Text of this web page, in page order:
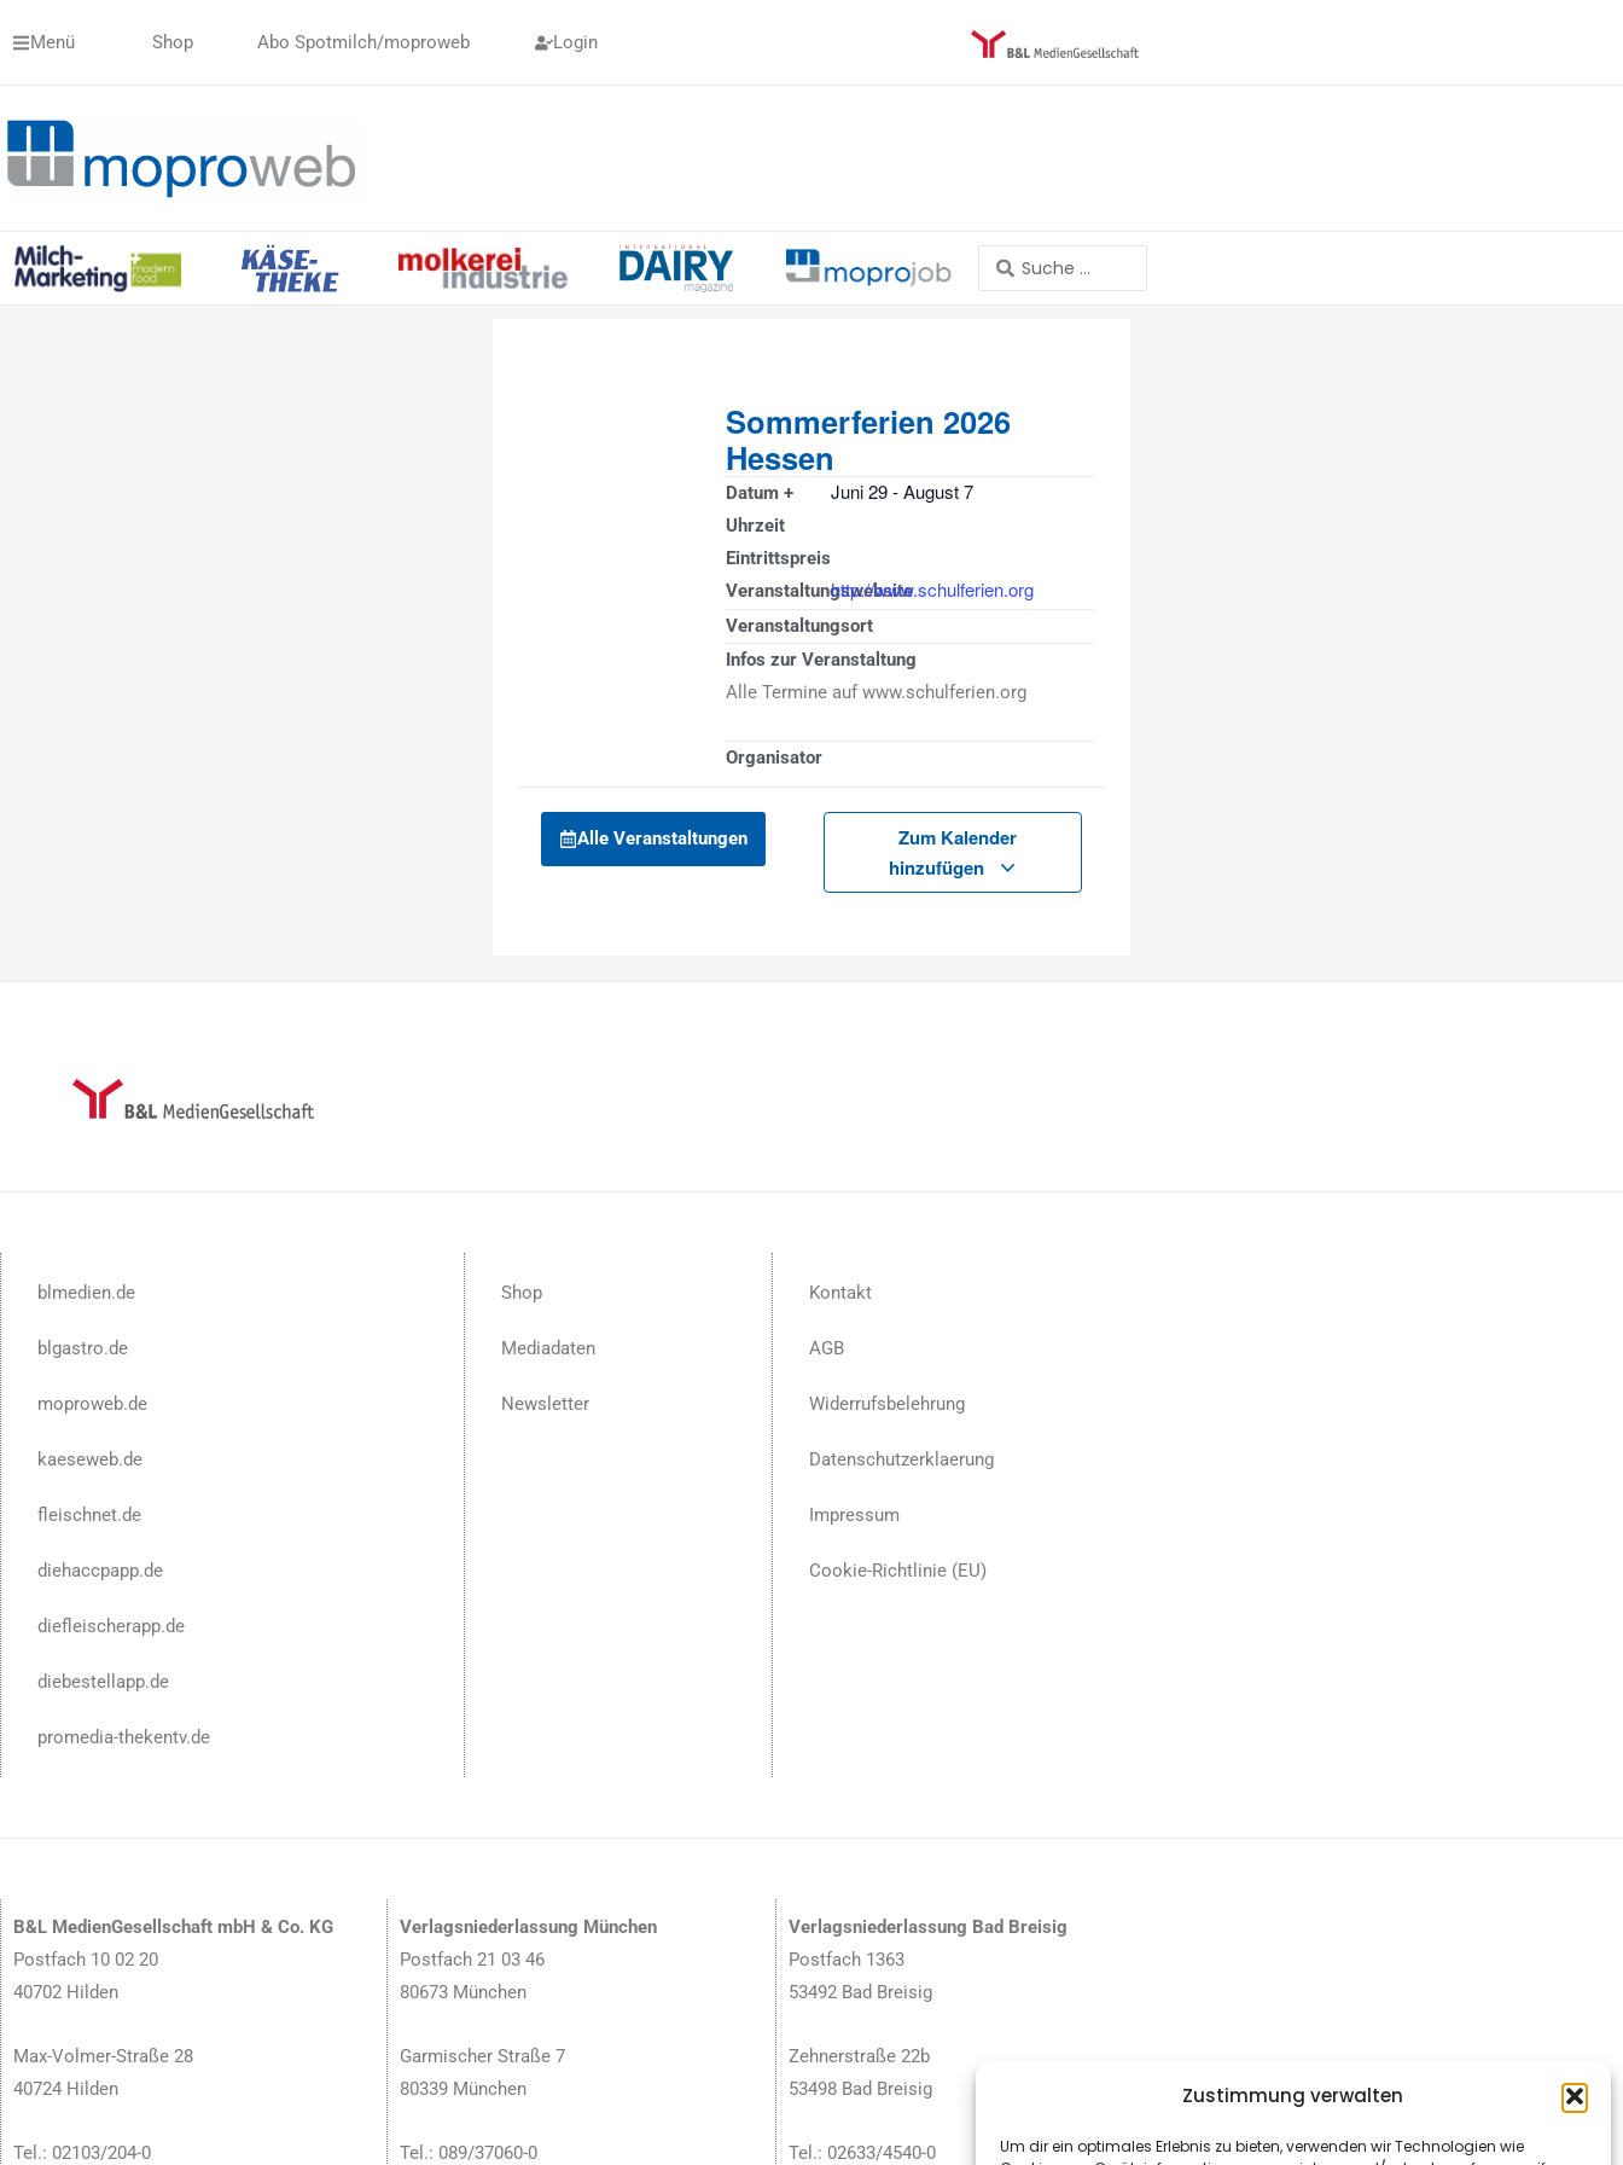
Zustimmung verwalten
Um dir ein optimales Erlebnis zu bieten, verwenden wir Technologien wie
InhaltMenü Shop Abo Spotmilch/moproweb Login
Search
...
Sommerferien 2026
Hessen
Datum +
Uhrzeit
Juni 29-August 7
Eintrittspreis
Veranstaltungswebsitehttp://www.schulferien.org
Veranstaltungsort
Infos zur Veranstaltung
Alle Termine auf www.schulferien.org
Organisator
Alle Veranstaltungen
Zum Kalender
hinzufügen
blmedien.de
blgastro.de
moproweb.de
kaeseweb.de
fleischnet.de
diehaccpapp.de
diefleischerapp.de
diebestellapp.de
promedia-thekentv.de
Shop
Mediadaten
Newsletter
Kontakt
AGB
Widerrufsbelehrung
Datenschutzerklaerung
Impressum
Cookie-Richtlinie (EU)
B&L MedienGesellschaft mbH & Co. KG
Postfach 10 02 20
40702 Hilden
Max-Volmer-Straße 28
40724 Hilden
Tel.: 02103/204-0
Verlagsniederlassung München
Postfach 21 03 46
80673 München
Garmischer Straße 7
80339 München
Tel.: 089/37060-0
Verlagsniederlassung Bad Breisig
Postfach 1363
53492 Bad Breisig
Zehnerstraße 22b
53498 Bad Breisig
Tel.: 02633/4540-0